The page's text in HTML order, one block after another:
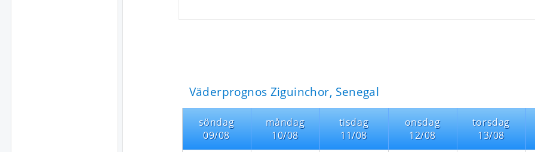
Väderprognos Ziguinchor, Senegal
söndag
09/08
måndag
10/08
tisdag
11/08
onsdag
12/08
torsdag
13/08